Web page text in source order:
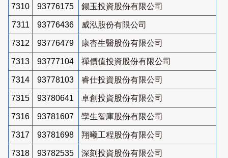
7310 93776175 錫玉投資股份有限公司
7311 93776436 威泓股份有限公司
7312 93776479 康杏生醫股份有限公司
7313 93777104 禪價值投資股份有限公司
7314 93778103 睿仕投資股份有限公司
7315 93780641 卓創投資股份有限公司
7316 93781607 孿生智庫股份有限公司
7317 93781698 翔曦工程股份有限公司
7318 93782535 深刻投資股份有限公司